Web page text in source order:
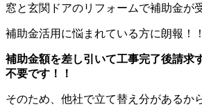
窓と玄関ドアのリフォームで補助金が
補助金活用に悩まれている方に朗報！
補助金額を差し引いて工事完了後請求
不要です！！
そのため、他社で立て替え分があるか